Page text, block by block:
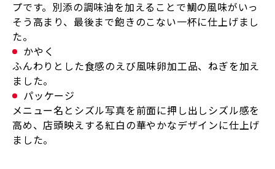
プです。別添の調味油を加えることで鯛の風味がいっ
そう高まり、最後まで飽きのこない一杯に仕上げまし
た。
かやく
ふんわりとした食感のえび風味卵加工品、ねぎを加え
ました。
パッケージ
メニュー名とシズル写真を前面に押し出しシズル感を
高め、店頭映えする紅白の華やかなデザインに仕上げ
ました。